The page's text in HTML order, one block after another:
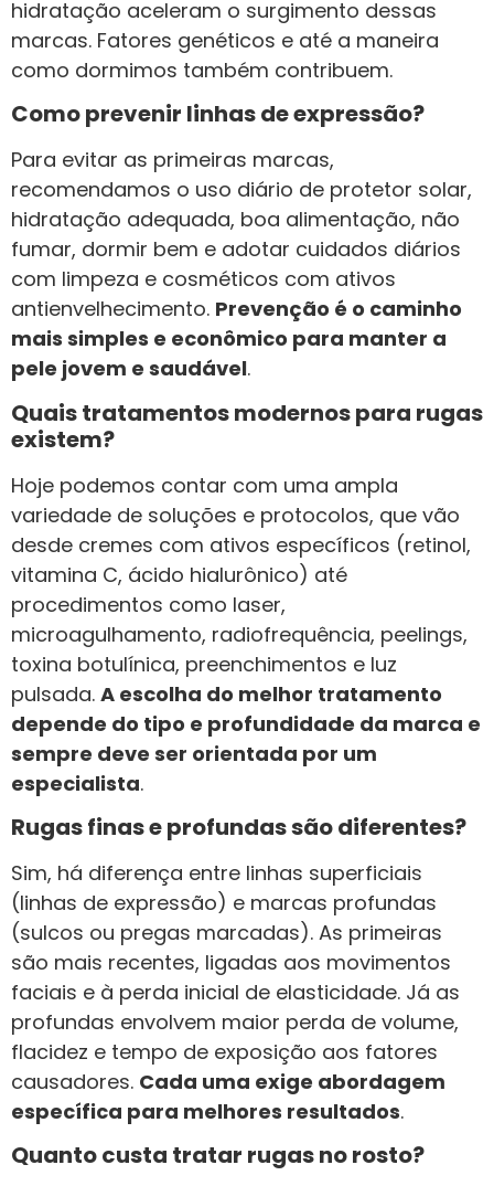
hidratação aceleram o surgimento dessas
marcas. Fatores genéticos e até a maneira
como dormimos também contribuem.
Como prevenir linhas de expressão?
Para evitar as primeiras marcas,
recomendamos o uso diário de protetor solar,
hidratação adequada, boa alimentação, não
fumar, dormir bem e adotar cuidados diários
com limpeza e cosméticos com ativos
antienvelhecimento. Prevenção é o caminho
mais simples e econômico para manter a
pele jovem e saudável.
Quais tratamentos modernos para rugas
existem?
Hoje podemos contar com uma ampla
variedade de soluções e protocolos, que vão
desde cremes com ativos específicos (retinol,
vitamina C, ácido hialurônico) até
procedimentos como laser,
microagulhamento, radiofrequência, peelings,
toxina botulínica, preenchimentos e luz
pulsada. A escolha do melhor tratamento
depende do tipo e profundidade da marca e
sempre deve ser orientada por um
especialista.
Rugas finas e profundas são diferentes?
Sim, há diferença entre linhas superficiais
(linhas de expressão) e marcas profundas
(sulcos ou pregas marcadas). As primeiras
são mais recentes, ligadas aos movimentos
faciais e à perda inicial de elasticidade. Já as
profundas envolvem maior perda de volume,
flacidez e tempo de exposição aos fatores
causadores. Cada uma exige abordagem
específica para melhores resultados.
Quanto custa tratar rugas no rosto?